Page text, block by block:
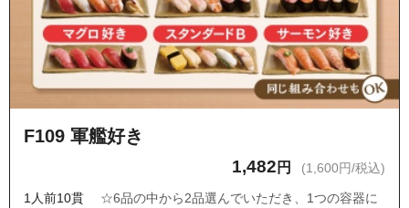
F109 軍艦好き
1,482 円 (1,600円/税込)
1人前10貫
☆6品の中から2品選んでいただき、1つの容器に